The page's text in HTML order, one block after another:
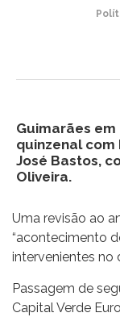
Guimarães
quinzenal com
José Bastos,
Oliveira.
Uma revisão ao
“acontecimento
intervenientes no
Passagem de
Capital Verde